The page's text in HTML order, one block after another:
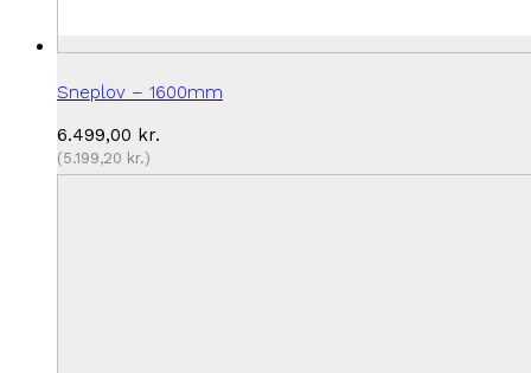
Sneplov – 1600mm
6.499,00 kr.
(5.199,20 kr.)